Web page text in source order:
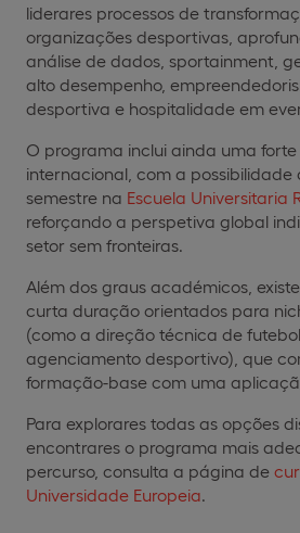
liderares processos de
organizações desportivas,
análise de dados, sportainment,
alto desempenho,
desportiva e hospitalidade em
O programa inclui ainda uma
internacional, com a possibilidade
semestre na Escuela Universitaria
reforçando a perspetiva global
setor sem fronteiras.
Além dos graus académicos,
curta duração orientados para
(como a direção técnica de
agenciamento desportivo), que
formação-base com uma
Para explorares todas as opções
encontrares o programa mais
percurso, consulta a página de
Universidade Europeia